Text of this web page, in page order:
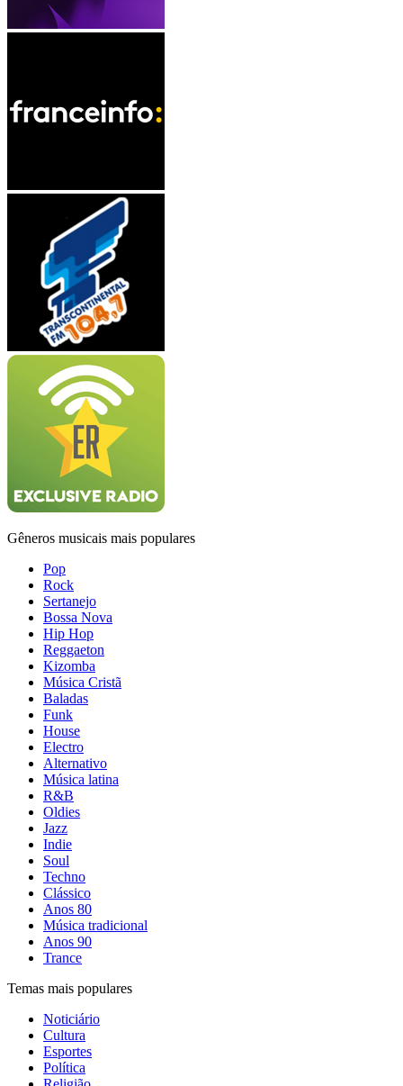
Gêneros musicais mais populares
Pop
Rock
Sertanejo
Bossa Nova
Hip Hop
Reggaeton
Kizomba
Música Cristã
Baladas
Funk
House
Electro
Alternativo
Música latina
R&B
Oldies
Jazz
Indie
Soul
Techno
Clássico
Anos 80
Música tradicional
Anos 90
Trance
Temas mais populares
Noticiário
Cultura
Esportes
Política